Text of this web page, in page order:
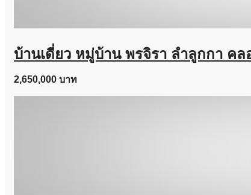
บ้านเดี่ยว หมู่บ้าน พรจิรา ลำลูกกา คล
2,650,000 บาท